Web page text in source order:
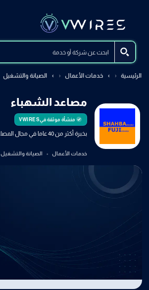
الرئيسية خدمات الأعمال الصيانة والتشغيل
مصاعد الشهباء
منشأة موثقة فيVWIRES
بخبرة أكثر من 40 عاما في مجال المصاعد والسلالم المتحركة
خدمات الأعمال الصيانة والتشغيل